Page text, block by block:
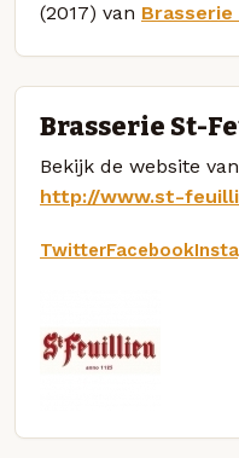
(2017) van
Brasserie St-
Bekijk de website
http://www.st-
TwitterFacebook